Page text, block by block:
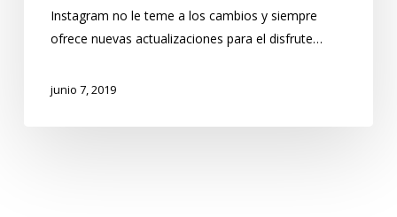
Instagram no le teme a los cambios y siempre
ofrece nuevas actualizaciones para el disfrute…
junio 7, 2019